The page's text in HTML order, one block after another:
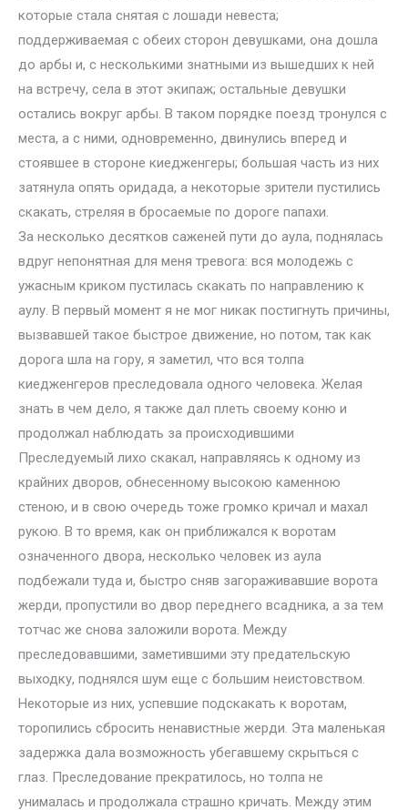
которые стала снятая с лошади невеста;
поддерживаемая с обеих сторон девушками, она дошла
до арбы и, с несколькими знатными из вышедших к ней
на встречу, села в этот экипаж; остальные девушки
остались вокруг арбы. В таком порядке поезд тронулся с
места, а с ними, одновременно, двинулись вперед и
стоявшее в стороне киедженгеры; большая часть из них
затянула опять оридада, а некоторые зрители пустились
скакать, стреляя в бросаемые по дороге папахи.
За несколько десятков саженей пути до аула, поднялась
вдруг непонятная для меня тревога: вся молодежь с
ужасным криком пустилась скакать по направлению к
аулу. В первый момент я не мог никак постигнуть причины,
вызвавшей такое быстрое движение, но потом, так как
дорога шла на гору, я заметил, что вся толпа
киедженгеров преследовала одного человека. Желая
знать в чем дело, я также дал плеть своему коню и
продолжал наблюдать за происходившими
Преследуемый лихо скакал, направляясь к одному из
крайних дворов, обнесенному высокою каменною
стеною, и в свою очередь тоже громко кричал и махал
рукою. В то время, как он приближался к воротам
означенного двора, несколько человек из аула
подбежали туда и, быстро сняв загораживавшие ворота
жерди, пропустили во двор переднего всадника, а за тем
тотчас же снова заложили ворота. Между
преследовавшими, заметившими эту предательскую
выходку, поднялся шум еще с большим неистовством.
Некоторые из них, успевшие подскакать к воротам,
торопились сбросить ненавистные жерди. Эта маленькая
задержка дала возможность убегавшему скрыться с
глаз. Преследование прекратилось, но толпа не
унималась и продолжала страшно кричать. Между этим